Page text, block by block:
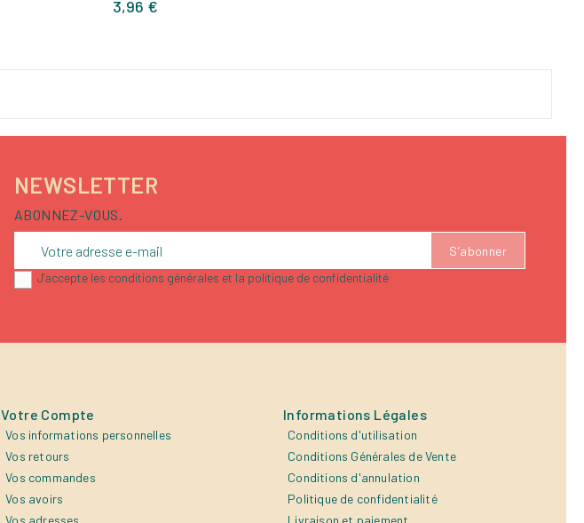
3,96 €Prix
NEWSLETTER
ABONNEZ-VOUS.
J'accepte les conditions générales et la politique de confidentialité
Votre Compte
Vos informations personnelles
Vos retours
Vos commandes
Vos avoirs
Vos adresses
Informations Légales
Conditions d'utilisation
Conditions Générales de Vente
Conditions d'annulation
Politique de confidentialité
Livraison et paiement